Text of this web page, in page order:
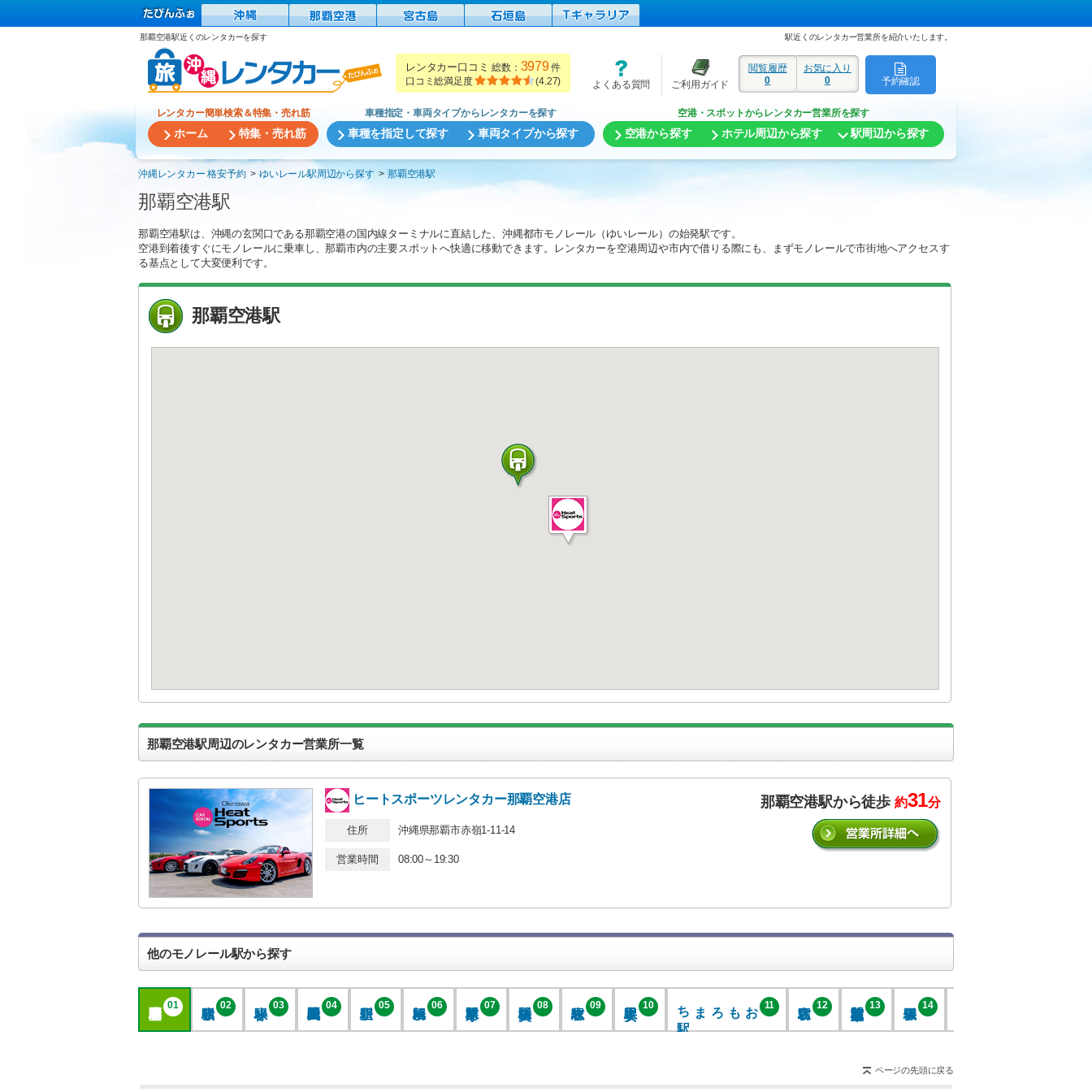
那覇空港駅近くのレンタカーを探す 駅近くのレンタカー営業所を紹介いたします。
レンタカー口コミ 総数： 3979 件
口コミ総満足度
(4.27) 予約確認
閲覧履歴
0
お気に入り
0
よくある質問 ご利用ガイド
レンタカー簡単検索＆特集・売れ筋
ホーム 特集・売れ筋
車種指定・車両タイプからレンタカーを探す
車種を指定して探す 車両タイプから探す
空港・スポットからレンタカー営業所を探す
空港から探す ホテル周辺から探す 駅周辺から探す
沖縄レンタカー 格安予約 ゆいレール駅周辺から探す 那覇空港駅
那覇空港駅
那覇空港駅は、沖縄の玄関口である那覇空港の国内線ターミナルに直結した、沖縄都市モノレール（ゆいレール）の始発駅です。
空港到着後すぐにモノレールに乗車し、那覇市内の主要スポットへ快適に移動できます。レンタカーを空港周辺や市内で借りる際にも、まずモノレールで市街地へアクセスす
る基点として大変便利です。
那覇空港駅
那覇空港駅周辺のレンタカー営業所一覧
ヒートスポーツレンタカー那覇空港店 那覇空港駅から徒歩 約31分
住所 沖縄県那覇市赤嶺1-11-14
営業時間 08:00～19:30
他のモノレール駅から探す
01 02 03 04 05 06 07 08 09 10 11
おもろまち
駅 12 13 14
ページの先頭に戻る